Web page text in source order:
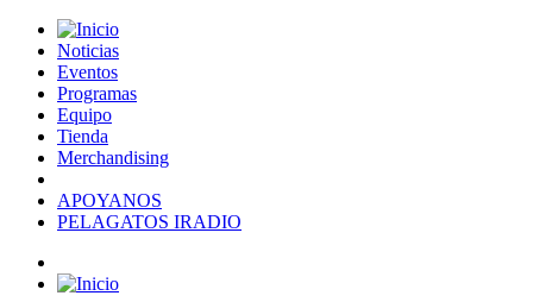
Noticias
Eventos
Programas
Equipo
Tienda
Merchandising
APOYANOS
PELAGATOS IRADIO